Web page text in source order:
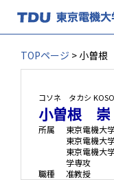
TOPページ > 小曽
コソネ タカシ
小曽根 崇
所属
東京電機大
東京電機大
東京電機大
学専攻
職種
准教授